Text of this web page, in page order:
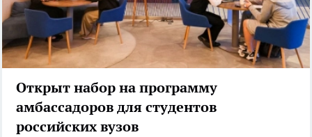
Открыт набор на программу
амбассадоров для студентов
российских вузов